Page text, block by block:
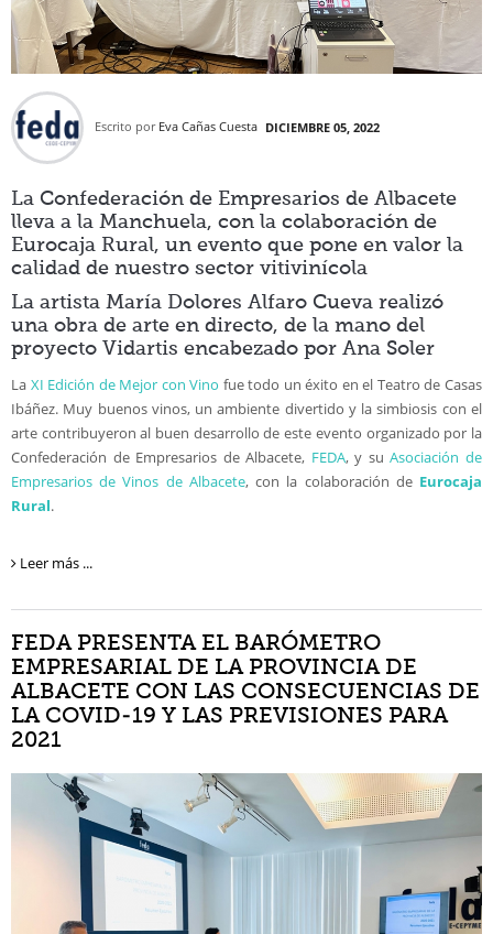
Escrito por Eva Cañas Cuesta DICIEMBRE 05, 2022
La Confederación de Empresarios de Albacete
lleva a la Manchuela, con la colaboración de
Eurocaja Rural, un evento que pone en valor la
calidad de nuestro sector vitivinícola
La artista María Dolores Alfaro Cueva realizó
una obra de arte en directo, de la mano del
proyecto Vidartis encabezado por Ana Soler
La XI Edición de Mejor con Vino fue todo un éxito en el Teatro de Casas
Ibáñez. Muy buenos vinos, un ambiente divertido y la simbiosis con el
arte contribuyeron al buen desarrollo de este evento organizado por la
Confederación de Empresarios de Albacete, FEDA, y suAsociación de
Empresarios de Vinos de Albacete, con la colaboración de Eurocaja
Rural.
Leer más ...
FEDA PRESENTA EL BARÓMETRO
EMPRESARIAL DE LA PROVINCIA DE
ALBACETE CON LAS CONSECUENCIAS DE
LA COVID-19 Y LAS PREVISIONES PARA
2021